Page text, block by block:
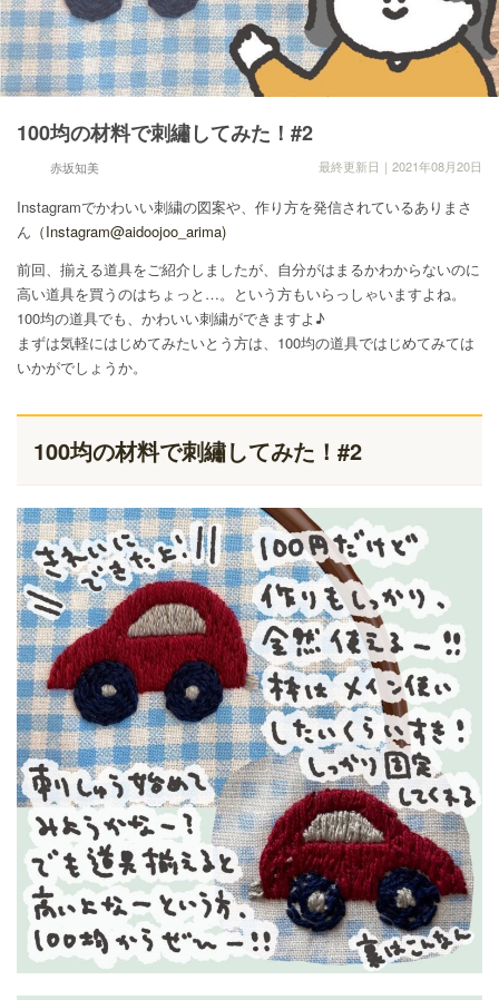
100均の材料で刺繡してみた！#2
赤坂知美 最終更新日｜2021年08月20日
Instagramでかわいい刺繍の図案や、作り方を発信されているありまさ
ん （Instagram@aidoojoo_arima)
前回、揃える道具をご紹介しましたが、自分がはまるかわからないのに
高い道具を買うのはちょっと…。という方もいらっしゃいますよね。
100均の道具でも、かわいい刺繍ができますよ♪
まずは気軽にはじめてみたいとう方は、100均の道具ではじめてみては
いかがでしょうか。
100均の材料で刺繡してみた！#2